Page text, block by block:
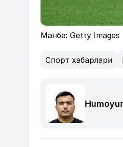
Манба: Getty Images
Спорт хабарлари